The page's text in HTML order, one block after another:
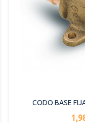
CODO BASE